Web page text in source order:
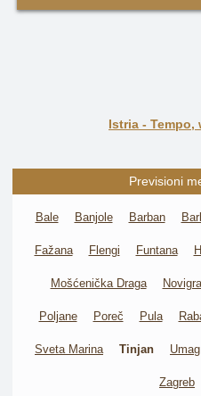
Istria - Tempo,
Previsioni
Bale Banjole Barban
Fažana Flengi Funtana
Mošćenička Draga
Poljane Poreč Pula
Sveta Marina Tinjan Umag
Zagreb